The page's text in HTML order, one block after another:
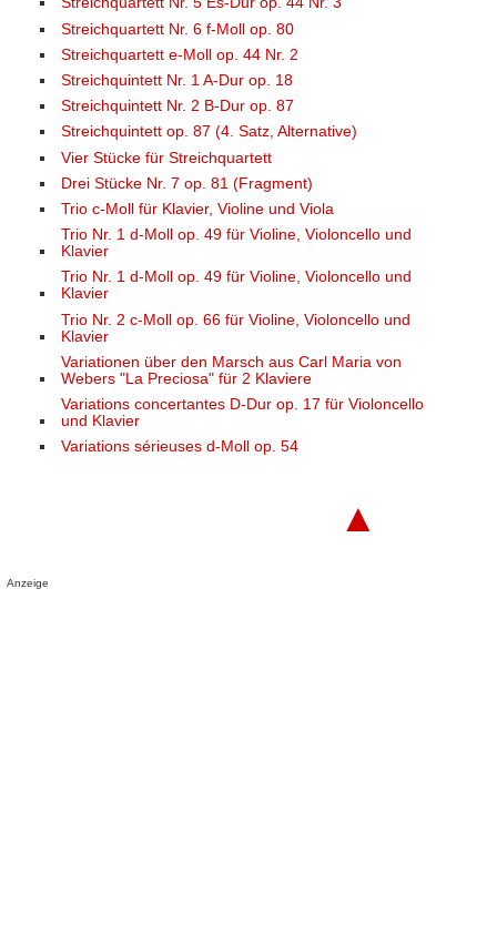
Streichquartett Nr. 6 f-Moll op. 80
Streichquartett e-Moll op. 44 Nr. 2
Streichquintett Nr. 1 A-Dur op. 18
Streichquintett Nr. 2 B-Dur op. 87
Streichquintett op. 87 (4. Satz, Alternative)
Vier Stücke für Streichquartett
Drei Stücke Nr. 7 op. 81 (Fragment)
Trio c-Moll für Klavier, Violine und Viola
Trio Nr. 1 d-Moll op. 49 für Violine, Violoncello und
Klavier
Trio Nr. 1 d-Moll op. 49 für Violine, Violoncello und
Klavier
Trio Nr. 2 c-Moll op. 66 für Violine, Violoncello und
Klavier
Variationen über den Marsch aus Carl Maria von
Webers "La Preciosa" für 2 Klaviere
Variations concertantes D-Dur op. 17 für Violoncello
und Klavier
Variations sérieuses d-Moll op. 54
▲
Anzeige